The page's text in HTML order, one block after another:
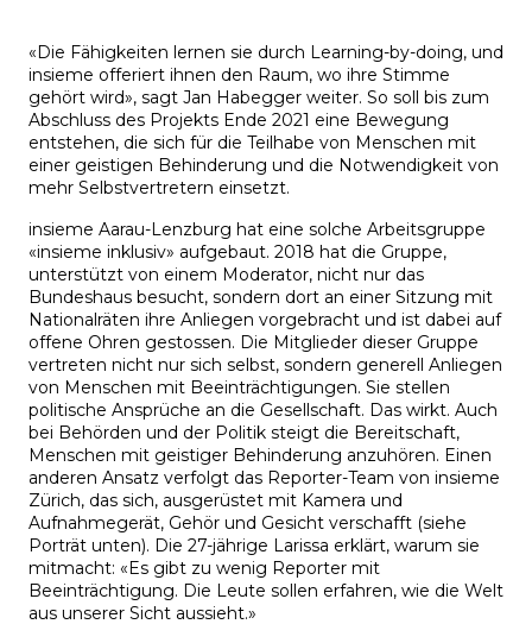
«Die Fähigkeiten lernen sie durch Learning-by-doing, und
insieme offeriert ihnen den Raum, wo ihre Stimme
gehört wird», sagt Jan Habegger weiter. So soll bis zum
Abschluss des Projekts Ende 2021 eine Bewegung
entstehen, die sich für die Teilhabe von Menschen mit
einer geistigen Behinderung und die Notwendigkeit von
mehr Selbstvertretern einsetzt.
insieme Aarau-Lenzburg hat eine solche Arbeitsgruppe
«insieme inklusiv» aufgebaut. 2018 hat die Gruppe,
unterstützt von einem Moderator, nicht nur das
Bundeshaus besucht, sondern dort an einer Sitzung mit
Nationalräten ihre Anliegen vorgebracht und ist dabei auf
offene Ohren gestossen. Die Mitglieder dieser Gruppe
vertreten nicht nur sich selbst, sondern generell Anliegen
von Menschen mit Beeinträchtigungen. Sie stellen
politische Ansprüche an die Gesellschaft. Das wirkt. Auch
bei Behörden und der Politik steigt die Bereitschaft,
Menschen mit geistiger Behinderung anzuhören. Einen
anderen Ansatz verfolgt das Reporter-Team von insieme
Zürich, das sich, ausgerüstet mit Kamera und
Aufnahmegerät, Gehör und Gesicht verschafft (siehe
Porträt unten). Die 27-jährige Larissa erklärt, warum sie
mitmacht: «Es gibt zu wenig Reporter mit
Beeinträchtigung. Die Leute sollen erfahren, wie die Welt
aus unserer Sicht aussieht.»